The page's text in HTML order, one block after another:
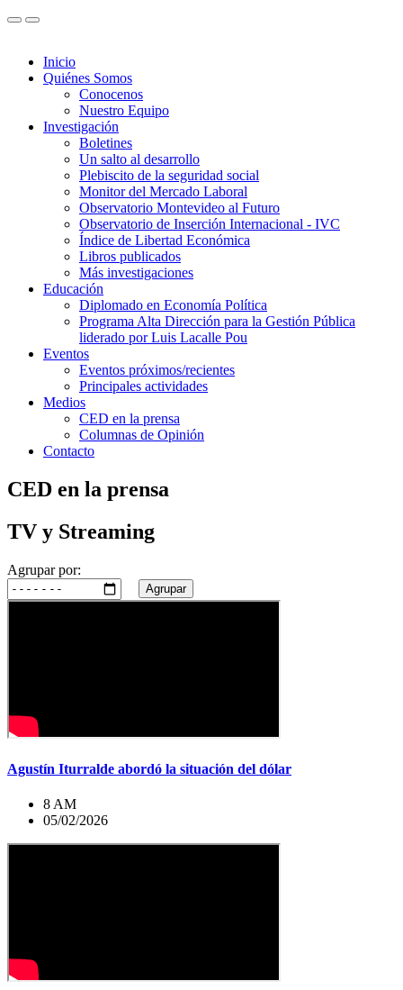
Inicio
Quiénes Somos
Conocenos
Nuestro Equipo
Investigación
Boletines
Un salto al desarrollo
Plebiscito de la seguridad social
Monitor del Mercado Laboral
Observatorio Montevideo al Futuro
Observatorio de Inserción Internacional - IVC
Índice de Libertad Económica
Libros publicados
Más investigaciones
Educación
Diplomado en Economía Política
Programa Alta Dirección para la Gestión Pública
liderado por Luis Lacalle Pou
Eventos
Eventos próximos/recientes
Principales actividades
Medios
CED en la prensa
Columnas de Opinión
Contacto
CED en la prensa
TV y Streaming
Agrupar por:
Agrupar
Agustín Iturralde abordó la situación del dólar
8 AM
05/02/2026